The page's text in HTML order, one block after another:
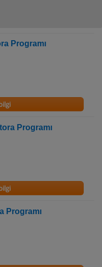
Programı
Programı
Programı